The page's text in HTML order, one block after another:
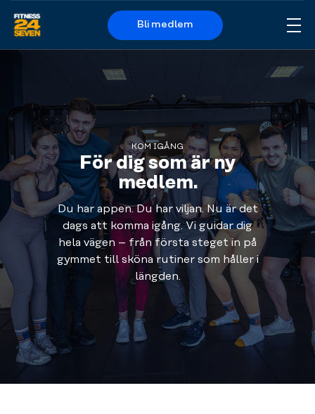
Logo
Bli medlem
KOM IGÅNG
För dig som är ny
medlem.
Du har appen. Du har viljan. Nu är det
dags att komma igång. Vi guidar dig
hela vägen – från första steget in på
gymmet till sköna rutiner som håller i
längden.